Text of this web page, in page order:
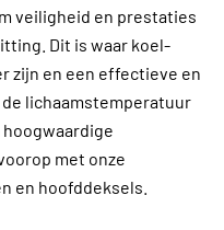
veiligheid en prestaties
Dit is waar koel-
zijn en een effectieve en
lichaamstemperatuur
met onze
en hoofddeksels.